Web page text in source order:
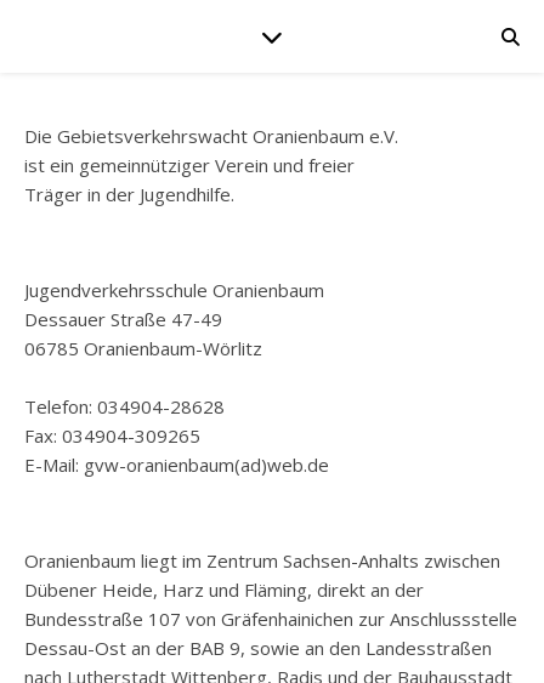
Die Gebietsverkehrswacht Oranienbaum e.V.
ist ein gemeinnütziger Verein und freier
Träger in der Jugendhilfe.
Jugendverkehrsschule Oranienbaum
Dessauer Straße 47-49
06785 Oranienbaum-Wörlitz
Telefon: 034904-28628
Fax: 034904-309265
E-Mail: gvw-oranienbaum(ad)web.de
Oranienbaum liegt im Zentrum Sachsen-Anhalts zwischen
Dübener Heide, Harz und Fläming, direkt an der
Bundesstraße 107 von Gräfenhainichen zur Anschlussstelle
Dessau-Ost an der BAB 9, sowie an den Landesstraßen
nach Lutherstadt Wittenberg, Radis und der Bauhausstadt